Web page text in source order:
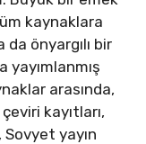
kaynaklara
da önyargılı bir
yayımlanmış
arasında,
kayıtları,
yayın